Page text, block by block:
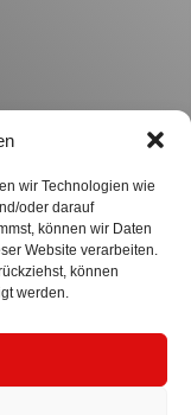
wir Technologien wie
oder darauf
können wir Daten
Website verarbeiten.
können
werden.